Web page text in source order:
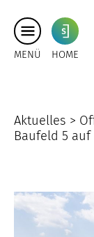
MENÜ HOME
Aktuelles >
Baufeld 5 auf